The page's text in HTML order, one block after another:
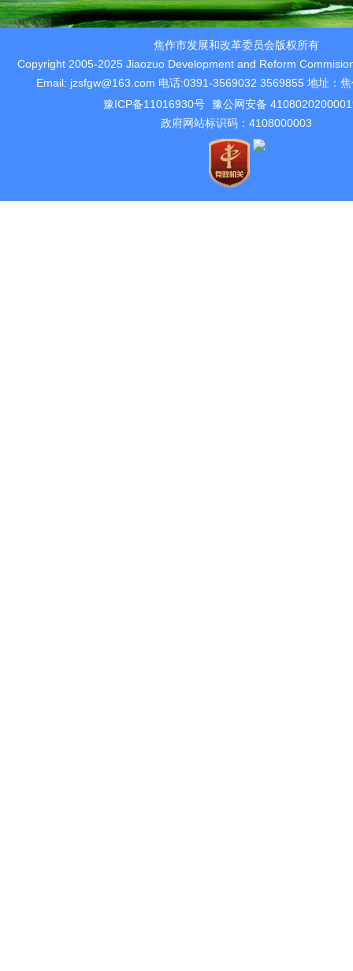
焦作市发展和改革委员会版权所有
Copyright 2005-2025 Jiaozuo Development and Reform
Email: jzsfgw@163.com 电话:0391-3569032 3569855 地址：
豫ICP备11016930号 豫公网安备
政府网站标识码：4108000003